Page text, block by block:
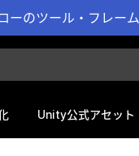
ーのツール・フレー
Unity公式アセット